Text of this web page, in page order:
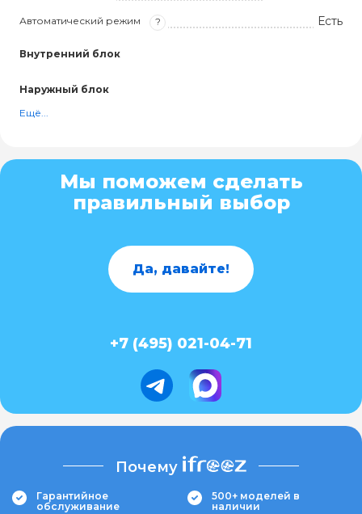
Автоматический режим ? Есть
Внутренний блок
Наружный блок
Ещё...
Мы поможем сделать
правильный выбор
Да, давайте!
+7 (495) 021-04-71
Почему
Гарантийное
обслуживание
500+ моделей в
наличии